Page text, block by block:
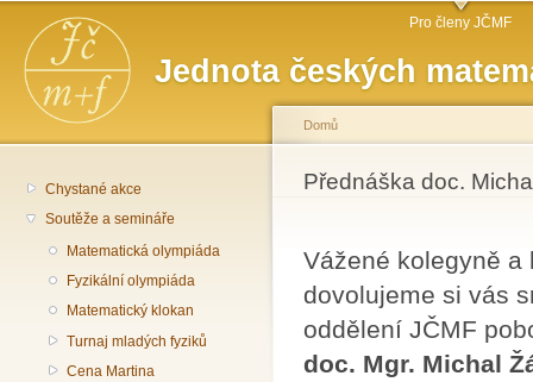
Jednota českých
Hlavní menu Pro členy JČMF
Chystané akce
Soutěže a semináře
Matematická olympiáda
Fyzikální olympiáda
Matematický klokan
Turnaj mladých fyziků
Cena Martina
Jste zde
Domů
Přednáška doc.
Vážené kolegyně a
dovolujeme si vás
oddělení JČMF
doc. Mgr. Michal